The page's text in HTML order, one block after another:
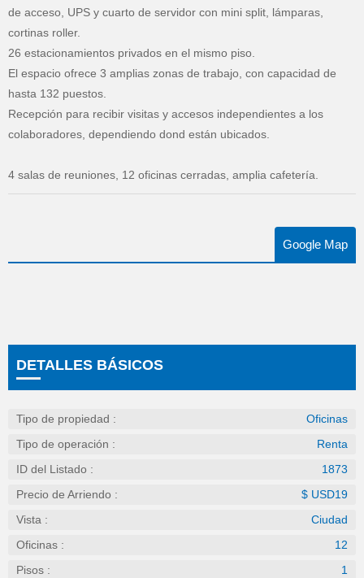
de acceso, UPS y cuarto de servidor con mini split, lámparas,
cortinas roller.
26 estacionamientos privados en el mismo piso.
El espacio ofrece 3 amplias zonas de trabajo, con capacidad de
hasta 132 puestos.
Recepción para recibir visitas y accesos independientes a los
colaboradores, dependiendo dond están ubicados.
4 salas de reuniones, 12 oficinas cerradas, amplia cafetería.
Google Map
DETALLES BÁSICOS
Tipo de propiedad :
Oficinas
Tipo de operación :
Renta
ID del Listado :
1873
Precio de Arriendo :
$ USD19
Vista :
Ciudad
Oficinas :
12
Pisos :
1